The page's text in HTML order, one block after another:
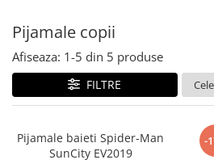
Umbrele
Pijamale copii
Afiseaza: 1-5 din 5 produse
FILTRE
Pijamale baieti Spider-Man
SunCity EV2019
-